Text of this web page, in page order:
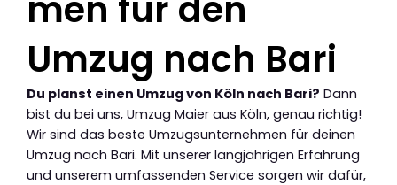
Umzug nach Bari
Du planst einen Umzug von Köln nach Bari? Dann
bist du bei uns, Umzug Maier aus Köln, genau richtig!
Wir sind das beste Umzugsunternehmen für deinen
Umzug nach Bari. Mit unserer langjährigen Erfahrung
und unserem umfassenden Service sorgen wir dafür,